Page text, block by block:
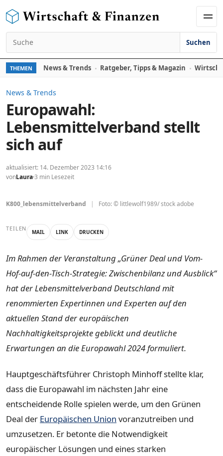
Suchen nach:
Suchen
THEMEN News & Trends Ratgeber, Tipps & Magazin
News & Trends
Europawahl:
Lebensmittelverband stellt
sich auf
aktualisiert: 14. Dezember 2023 14:16
vonLaura3 min Lesezeit
K800_lebensmittelverband | Foto: © littlewolf1989/ stock adobe
TEILEN MAIL LINK DRUCKEN
Im Rahmen der Veranstaltung „Grüner Deal und Vom-
Hof-auf-den-Tisch-Strategie: Zwischenbilanz und Ausblick“
hat der Lebensmittelverband Deutschland mit
renommierten Expertinnen und Experten auf den
aktuellen Stand der europäischen
Nachhaltigkeitsprojekte geblickt und deutliche
Erwartungen an die Europawahl 2024 formuliert.
Hauptgeschäftsführer Christoph Minhoff stellte klar,
dass die Europawahl im nächsten Jahr eine
entscheidende Rolle spielen werde, um den Grünen
Deal der Europäischen Union voranzutreiben und
umzusetzen. Er betonte die Notwendigkeit
europäischer Lösungen und eines starken